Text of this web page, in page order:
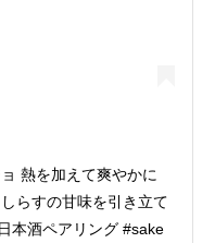
熱を加えて爽やかに
らすの甘味を引き立て
本酒ペアリング #sake